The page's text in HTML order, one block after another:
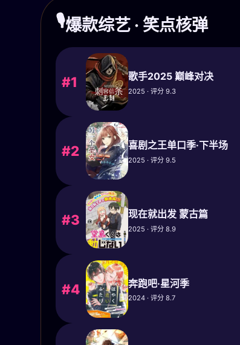
🎙️爆款综艺 · 笑点核弹
#1 歌手2025 巅峰对决
2025 · 评分 9.3
#2 喜剧之王单口季·下半场
2025 · 评分 9.5
#3 现在就出发 蒙古篇
2025 · 评分 8.9
#4 奔跑吧·星河季
2024 · 评分 8.7